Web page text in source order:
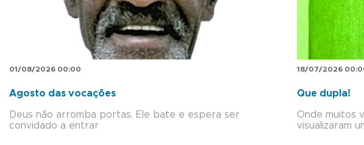
01/08/2026 00:00
Agosto das vocações
Deus não arromba portas. Ele bate e espera ser
convidado a entrar
18/07/2026
Que dupla!
Onde muitos
visualizaram